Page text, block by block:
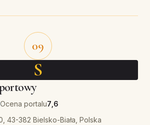
09
S
Ocena portalu7,6
43-382 Bielsko-Biała, Polska